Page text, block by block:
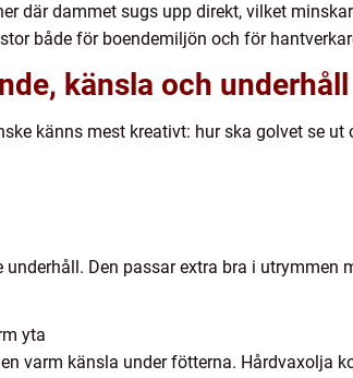
där dammet sugs upp direkt, vilket
både för boendemiljön och för
känsla och underhåll
känns mest kreativt: hur ska golvet se
Den passar extra bra i utrymmen
yta
varm känsla under fötterna. Hårdvaxolja